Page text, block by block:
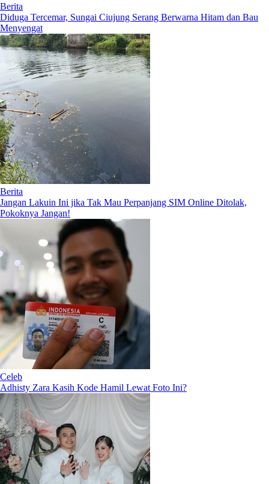
Berita
Diduga Tercemar, Sungai Ciujung Serang Berwarna Hitam dan Bau
Menyengat
Berita
Jangan Lakuin Ini jika Tak Mau Perpanjang SIM Online Ditolak,
Pokoknya Jangan!
Celeb
Adhisty Zara Kasih Kode Hamil Lewat Foto Ini?